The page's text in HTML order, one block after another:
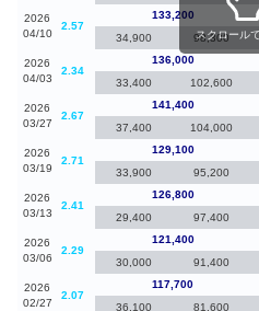
2026
04/10
2.57
133,200
34,900
98,300
2026
04/03
2.34
136,000
33,400
102,600
2026
03/27
2.67
141,400
37,400
104,000
2026
03/19
2.71
129,100
33,900
95,200
2026
03/13
2.41
126,800
29,400
97,400
2026
03/06
2.29
121,400
30,000
91,400
2026
02/27
2.07
117,700
36,100
81,600
スクロール